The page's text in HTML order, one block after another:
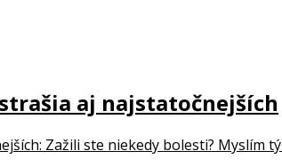
aj najstatočnejších
Zažili ste niekedy bolesti? Myslím